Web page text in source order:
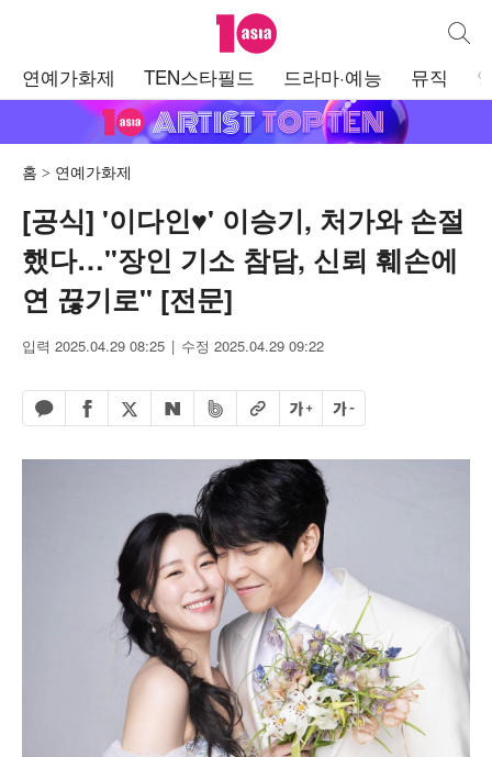
텐아시아 통합
연예가화제 TEN스타필드 드라마·예능 뮤직
홈 연예가화제
[공식] '이다인♥' 이승기, 처가와 손절
했다…"장인 기소 참담, 신뢰 훼손에
연 끊기로" [전문]
입력 2025.04.29 08:25 수정 2025.04.29 09:22
카카오톡 공유하기
페이스북 공유하기
엑스 공유하기
네이버 공유하기
밴드 공유하기
URL복사글자 크게글자 작게